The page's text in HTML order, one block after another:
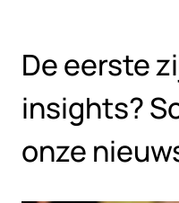
De eerste
insights?
onze